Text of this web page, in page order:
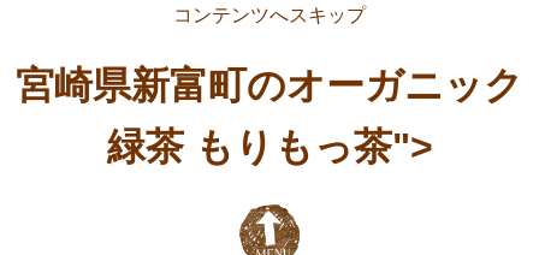
コンテンツへスキップ
宮崎県新富町のオーガニック
緑茶 もりもっ茶">